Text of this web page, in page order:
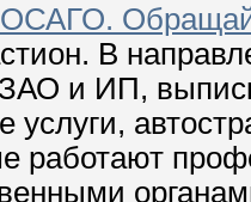
В
и ИП,
услуги,
работают